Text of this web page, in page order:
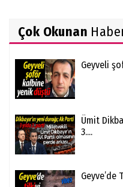
Çok Okunan
Geyveli
Ümit
3....
Geyve’de